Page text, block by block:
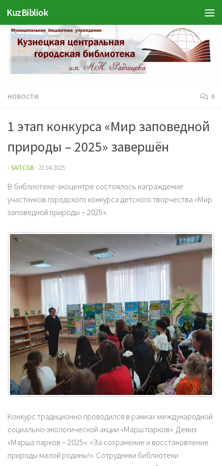
Перейти к содержимому
KuzBibliok
НОВОСТИ 0
1 этап конкурса «Мир заповедной
природы – 2025» завершён
-SAITCGB · 21.04.2025
В библиотеке-экоцентре состоялось награждение
участников городского конкурса детского творчества «Мир
заповедной природы – 2025».
Конкурс традиционно проводился в рамках международной
социально-экологической акции «Марш парков». Девиз
«Марша парков – 2025»: «За сохранение и восстановление
природы малой родины!». Сотрудники библиотеки